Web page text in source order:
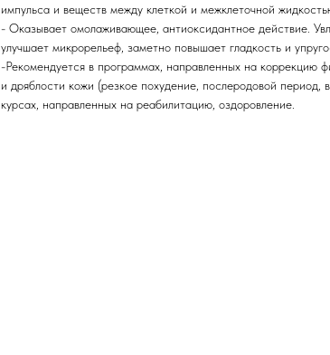
импульса и веществ между клеткой и межклеточной
- Оказывает омолаживающее, антиоксидантное действие.
улучшает микрорельеф, заметно повышает гладкость и
-Рекомендуется в программах, направленных на коррекцию
и дряблости кожи (резкое похудение, послеродовой период,
курсах, направленных на реабилитацию, оздоровление.